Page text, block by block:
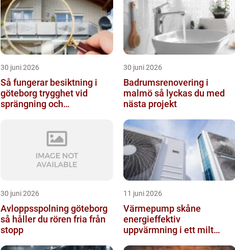
30 juni 2026
Så fungerar besiktning i
göteborg trygghet vid
sprängning och
30 juni 2026
Badrumsrenovering i
malmö så lyckas du med
nästa projekt
30 juni 2026
Avloppsspolning göteborg
så håller du rören fria från
stopp
11 juni 2026
Värmepump skåne
energieffektiv
uppvärmning i ett milt